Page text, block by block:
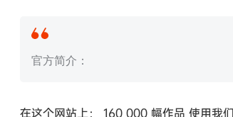
官方简介：
在这个网站上： 160 000 幅作品 使用我